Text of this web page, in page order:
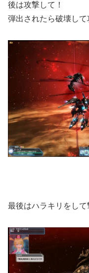
後は攻撃して！
弾出されたら破壊して
最後はハラキリをして